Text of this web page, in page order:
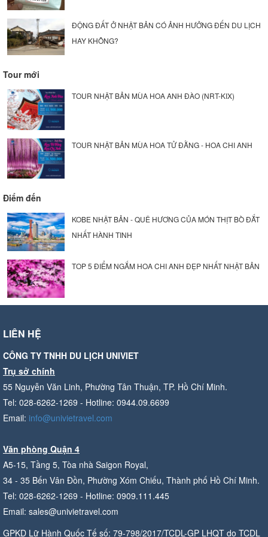
ĐỘNG ĐẤT Ở NHẬT BẢN CÓ ẢNH HƯỞNG ĐẾN DU LỊCH
HAY KHÔNG?
Tour mới
TOUR NHẬT BẢN MÙA HOA ANH ĐÀO (NRT-KIX)
TOUR NHẬT BẢN MÙA HOA TỬ ĐẰNG - HOA CHI ANH
Điểm đến
KOBE NHẬT BẢN - QUÊ HƯƠNG CỦA MÓN THỊT BÒ ĐẮT
NHẤT HÀNH TINH
TOP 5 ĐIỂM NGẮM HOA CHI ANH ĐẸP NHẤT NHẬT BẢN
LIÊN HỆ
CÔNG TY TNHH DU LỊCH UNIVIET
Trụ sở chính
55 Nguyễn Văn Linh, Phường Tân Thuận, TP. Hồ Chí Minh.
Tel: 028-6262-1269 - Hotline: 0944.09.6699
Email: info@univietravel.com
Văn phòng Quận 4
A5-15, Tầng 5, Tòa nhà Saigon Royal,
34 - 35 Bến Vân Đồn, Phường Xóm Chiếu, Thành phố Hồ Chí Minh.
Tel: 028-6262-1269 - Hotline: 0909.111.445
Email: sales@univietravel.com
GPKD Lữ Hành Quốc Tế số: 79-798/2017/TCDL-GP LHQT do TCDL